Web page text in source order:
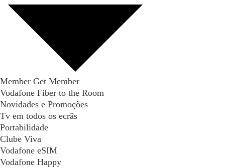
Member Get Member
Vodafone Fiber to the Room
Novidades e Promoções
Tv em todos os ecrãs
Portabilidade
Clube Viva
Vodafone eSIM
Vodafone Happy